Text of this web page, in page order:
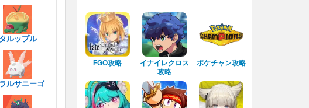
タルップル
ルサニーゴ
FGO攻略
イナイレクロス
攻略
ポケチャン攻略